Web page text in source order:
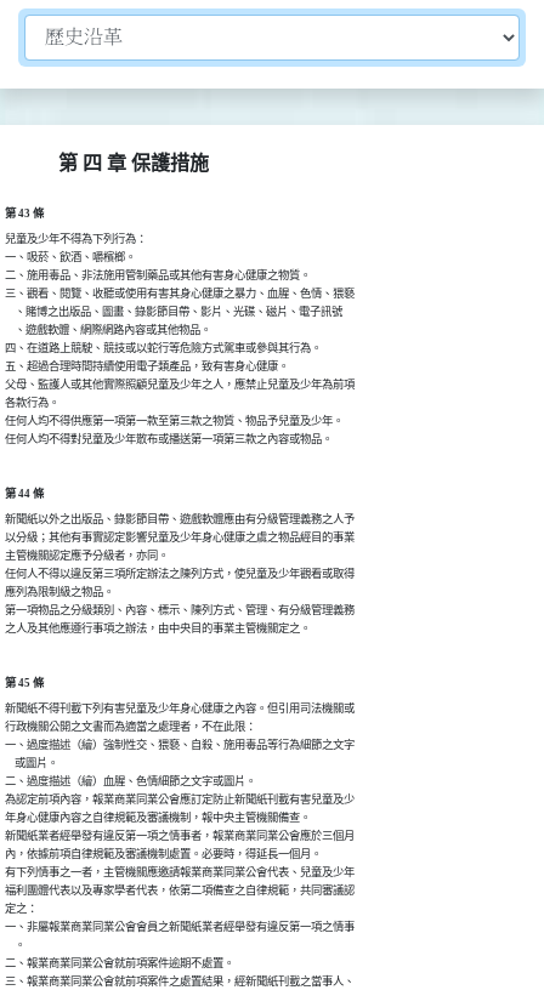
切換選擇法規資訊內容
第 四 章 保護措施
第 43 條
兒童及少年不得為下列行為：
一、吸菸、飲酒、嚼檳榔。
二、施用毒品、非法施用管制藥品或其他有害身心健康之物質。
三、觀看、閱覽、收聽或使用有害其身心健康之暴力、血腥、色情、猥褻
    、賭博之出版品、圖畫、錄影節目帶、影片、光碟、磁片、電子訊號
    、遊戲軟體、網際網路內容或其他物品。
四、在道路上競駛、競技或以蛇行等危險方式駕車或參與其行為。
五、超過合理時間持續使用電子類產品，致有害身心健康。
父母、監護人或其他實際照顧兒童及少年之人，應禁止兒童及少年為前項
各款行為。
任何人均不得供應第一項第一款至第三款之物質、物品予兒童及少年。
任何人均不得對兒童及少年散布或播送第一項第三款之內容或物品。
第 44 條
新聞紙以外之出版品、錄影節目帶、遊戲軟體應由有分級管理義務之人予
以分級；其他有事實認定影響兒童及少年身心健康之虞之物品經目的事業
主管機關認定應予分級者，亦同。
任何人不得以違反第三項所定辦法之陳列方式，使兒童及少年觀看或取得
應列為限制級之物品。
第一項物品之分級類別、內容、標示、陳列方式、管理、有分級管理義務
之人及其他應遵行事項之辦法，由中央目的事業主管機關定之。
第 45 條
新聞紙不得刊載下列有害兒童及少年身心健康之內容。但引用司法機關或
行政機關公開之文書而為適當之處理者，不在此限：
一、過度描述（繪）強制性交、猥褻、自殺、施用毒品等行為細節之文字
    或圖片。
二、過度描述（繪）血腥、色情細節之文字或圖片。
為認定前項內容，報業商業同業公會應訂定防止新聞紙刊載有害兒童及少
年身心健康內容之自律規範及審議機制，報中央主管機關備查。
新聞紙業者經舉發有違反第一項之情事者，報業商業同業公會應於三個月
內，依據前項自律規範及審議機制處置。必要時，得延長一個月。
有下列情事之一者，主管機關應邀請報業商業同業公會代表、兒童及少年
福利團體代表以及專家學者代表，依第二項備查之自律規範，共同審議認
定之：
一、非屬報業商業同業公會會員之新聞紙業者經舉發有違反第一項之情事
    。
二、報業商業同業公會就前項案件逾期不處置。
三、報業商業同業公會就前項案件之處置結果，經新聞紙刊載之當事人、